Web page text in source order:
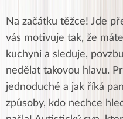
Na začátku těžce! Jde
vás motivuje tak, že
kuchyni a sleduje,
nedělat takovou hlavu.
jednoduché a jak říká
způsoby, kdo nechce